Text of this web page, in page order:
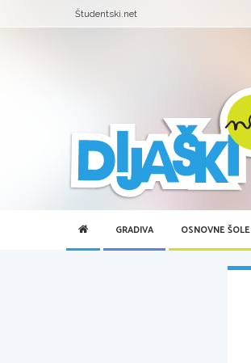
Študentski.net
GRADIVA OSNOVNE ŠOLE